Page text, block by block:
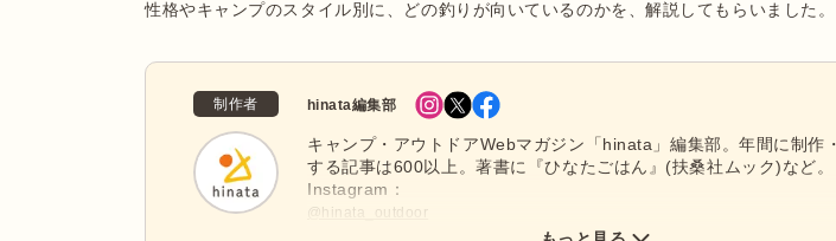
性格やキャンプのスタイル別に、どの釣りが向いているのかを、解説してもらいました。
制作者 hinata編集部
キャンプ・アウトドアWebマガジン「hinata」編集部。年間に制作
する記事は600以上。著書に『ひなたごはん』(扶桑社ムック)など
Instagram：
@hinata_outdoor